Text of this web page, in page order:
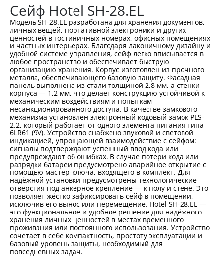
Сейф Hotel SH-28.EL
Модель SH-28.EL разработана для хранения документов,
личных вещей, портативной электроники и других
ценностей в гостиничных номерах, офисных помещениях
и частных интерьерах. Благодаря лаконичному дизайну и
удобной системе управления, сейф легко вписывается в
любое пространство и обеспечивает быструю
организацию хранения. Корпус изготовлен из прочного
металла, обеспечивающего базовую защиту. Фасадная
панель выполнена из стали толщиной 2,8 мм, а стенки
корпуса — 1,2 мм, что делает конструкцию устойчивой к
механическим воздействиям и попыткам
несанкционированного доступа. В качестве замкового
механизма установлен электронный кодовый замок PLS-
2.2, который работает от одного элемента питания типа
6LR61 (9V). Устройство снабжено звуковой и световой
индикацией, упрощающей взаимодействие с сейфом:
сигналы подтверждают успешный ввод кода или
предупреждают об ошибках. В случае потери кода или
разрядки батареи предусмотрено аварийное открытие с
помощью мастер-ключа, входящего в комплект. Для
надёжной установки предусмотрены технологические
отверстия под анкерное крепление — к полу и стене. Это
позволяет жёстко зафиксировать сейф в помещении,
исключив его вынос или перемещение. Hotel SH-28.EL —
это функциональное и удобное решение для надёжного
хранения личных ценностей в местах временного
проживания или постоянного использования. Устройство
сочетает в себе компактность, простоту эксплуатации и
базовый уровень защиты, необходимый для
повседневных задач.